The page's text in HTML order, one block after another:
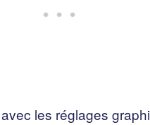
les réglages